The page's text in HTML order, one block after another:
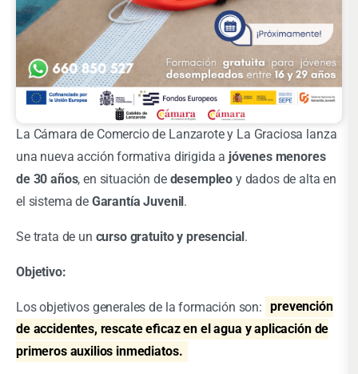
La Cámara de Comercio de Lanzarote y La Graciosa lanza
una nueva acción formativa dirigida a jóvenes menores
de 30 años, en situación de desempleo y dados de alta en
el sistema de Garantía Juvenil.
Se trata de un curso gratuito y presencial.
Objetivo:
Los objetivos generales de la formación son: prevención
de accidentes, rescate eficaz en el agua y aplicación de
primeros auxilios inmediatos.